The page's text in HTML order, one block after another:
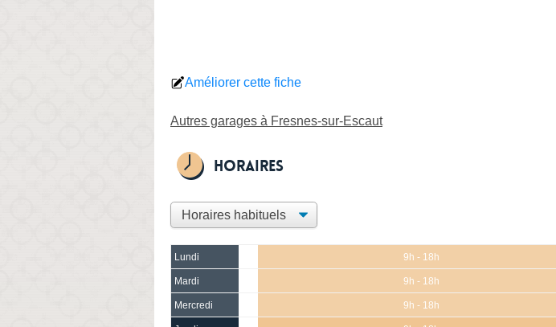
Améliorer cette fiche
Autres garages à Fresnes-sur-Escaut
Horaires
Lundi 9h - 18h
Mardi 9h - 18h
Mercredi 9h - 18h